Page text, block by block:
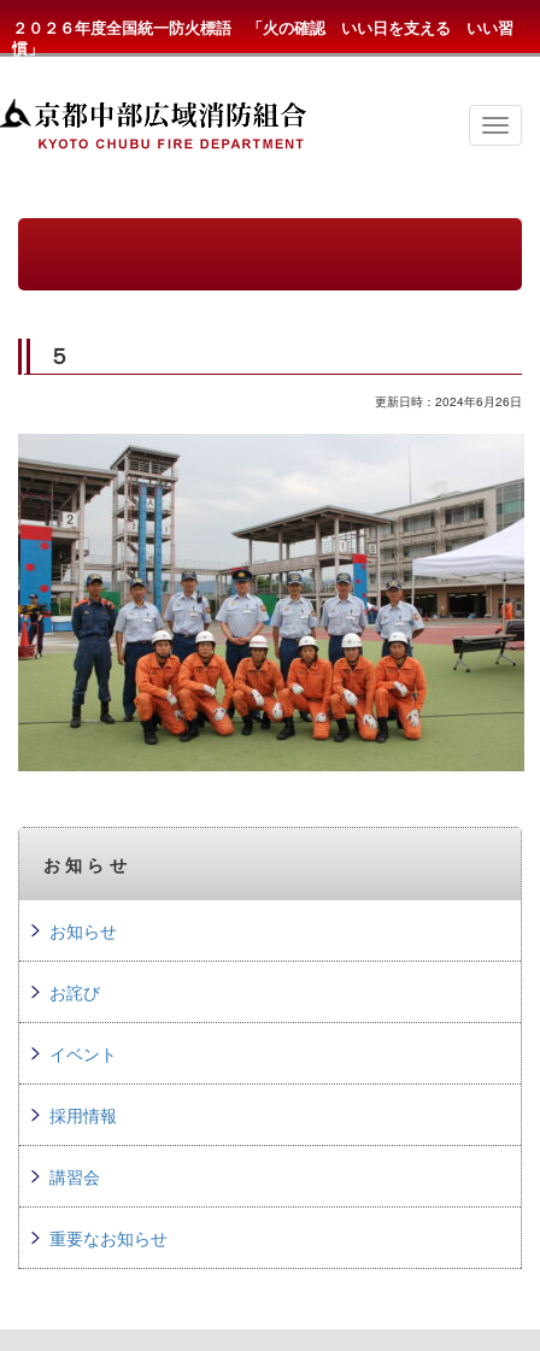
２０２６年度全国統一防火標語 「火の確認 いい日を支える いい習
慣」
京
都
組
ニ
ー
５
更新日時：2024年6月26日
お知らせ
お知らせ
お詫び
イベント
採用情報
講習会
重要なお知らせ